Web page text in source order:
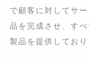
で顧客に対してサ
品を完成させ、す
製品を提供しており